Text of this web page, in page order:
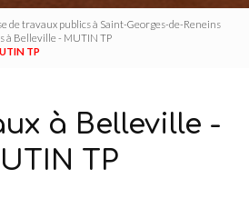
de travaux publics à Saint-Georges-de-Reneins
à Belleville - MUTIN TP
TP
à Belleville -
TP